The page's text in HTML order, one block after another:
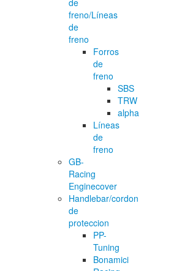
freno/Líneas
de
freno
Forros
de
freno
SBS
TRW
alpha
Líneas
de
freno
GB-
Racing
Enginecover
Handlebar/cordon
de
proteccion
PP-
Tuning
Bonamici